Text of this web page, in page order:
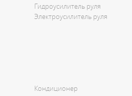
Гидроусилитель руля
Электроусилитель руля
Кондиционер